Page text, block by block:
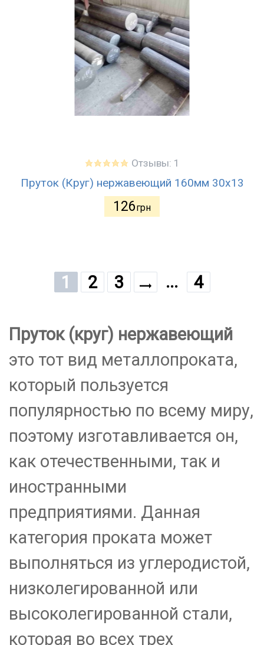
Отзывы: 1
Пруток (Круг) нержавеющий 160мм 30х13
126грн
1 2 3 ... 4
Пруток (круг) нержавеющий
это тот вид металлопроката,
который пользуется
популярностью по всему миру,
поэтому изготавливается он,
как отечественными, так и
иностранными
предприятиями. Данная
категория проката может
выполняться из углеродистой,
низколегированной или
высоколегированной стали,
которая во всех трех